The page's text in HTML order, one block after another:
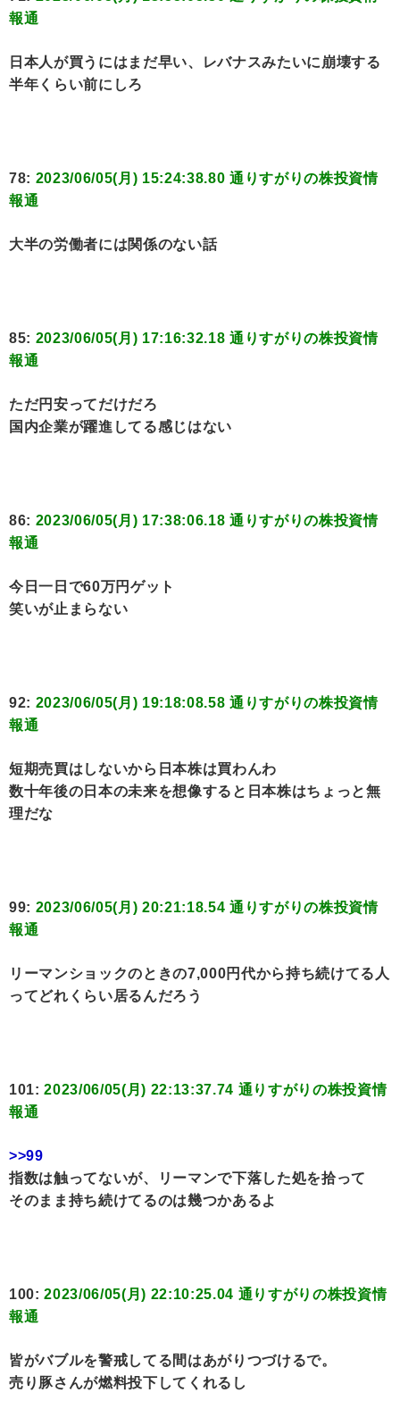
報通
日本人が買うにはまだ早い、レバナスみたいに崩壊する
半年くらい前にしろ
78: 2023/06/05(月) 15:24:38.80 通りすがりの株投資情
報通
大半の労働者には関係のない話
85: 2023/06/05(月) 17:16:32.18 通りすがりの株投資情
報通
ただ円安ってだけだろ
国内企業が躍進してる感じはない
86: 2023/06/05(月) 17:38:06.18 通りすがりの株投資情
報通
今日一日で60万円ゲット
笑いが止まらない
92: 2023/06/05(月) 19:18:08.58 通りすがりの株投資情
報通
短期売買はしないから日本株は買わんわ
数十年後の日本の未来を想像すると日本株はちょっと無
理だな
99: 2023/06/05(月) 20:21:18.54 通りすがりの株投資情
報通
リーマンショックのときの7,000円代から持ち続けてる人
ってどれくらい居るんだろう
101:2023/06/05(月) 22:13:37.74 通りすがりの株投資情
報通
>>99
指数は触ってないが、リーマンで下落した処を拾って
そのまま持ち続けてるのは幾つかあるよ
100:2023/06/05(月) 22:10:25.04 通りすがりの株投資情
報通
皆がバブルを警戒してる間はあがりつづけるで。
売り豚さんが燃料投下してくれるし